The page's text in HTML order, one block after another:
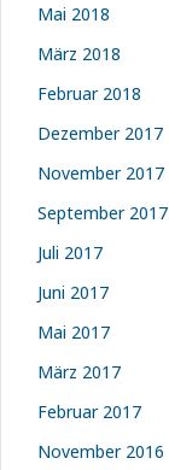
Mai 2018
März 2018
Februar 2018
Dezember 2017
November 2017
September 2017
Juli 2017
Juni 2017
Mai 2017
März 2017
Februar 2017
November 2016